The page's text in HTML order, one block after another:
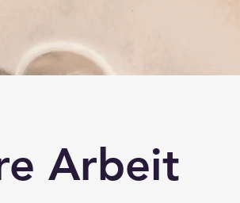
Arbeit